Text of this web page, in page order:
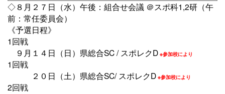
◇８月２７日（水）午後：組合せ会議 ＠スポ科1,2研（午
前：常任委員会）
《予選日程》
1回戦
９月１４日（日）県総合SC / スポレクD ※参加校により
1回戦
２０日（土）県総合SC/ スポレクD ※参加校により
2回戦